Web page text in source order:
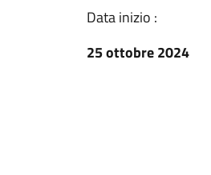
Data inizio :
25 ottobre 2024